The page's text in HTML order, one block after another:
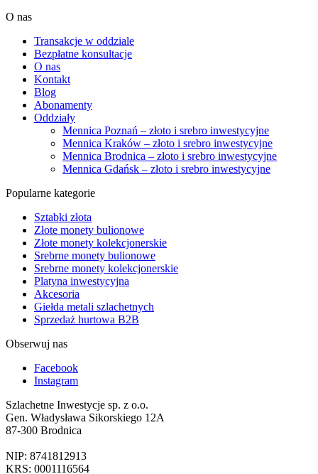
O nas
Transakcje w oddziale
Bezpłatne konsultacje
O nas
Kontakt
Blog
Abonamenty
Oddziały
Mennica Poznań – złoto i srebro inwestycyjne
Mennica Kraków – złoto i srebro inwestycyjne
Mennica Brodnica – złoto i srebro inwestycyjne
Mennica Gdańsk – złoto i srebro inwestycyjne
Popularne kategorie
Sztabki złota
Złote monety bulionowe
Złote monety kolekcjonerskie
Srebrne monety bulionowe
Srebrne monety kolekcjonerskie
Platyna inwestycyjna
Akcesoria
Giełda metali szlachetnych
Sprzedaż hurtowa B2B
Obserwuj nas
Facebook
Instagram
Szlachetne Inwestycje sp. z o.o.
Gen. Władysława Sikorskiego 12A
87-300 Brodnica
NIP: 8741812913
KRS: 0001116564